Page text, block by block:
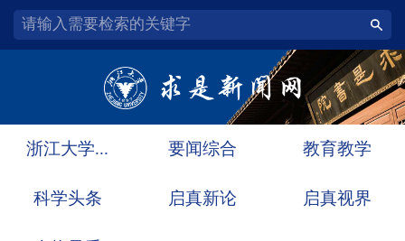
浙江大学... 要闻综合 教育教学
科学头条 启真新论 启真视界